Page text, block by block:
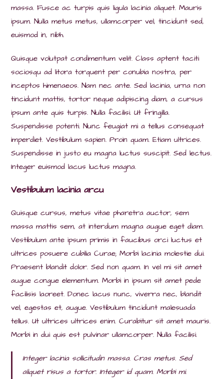
massa. Fusce ac turpis quis ligula lacinia aliquet. Mauris
ipsum. Nulla metus metus, ullamcorper vel, tincidunt sed,
euismod in, nibh.
Quisque volutpat condimentum velit. Class aptent taciti
sociosqu ad litora torquent per conubia nostra, per
inceptos himenaeos. Nam nec ante. Sed lacinia, urna non
tincidunt mattis, tortor neque adipiscing diam, a cursus
ipsum ante quis turpis. Nulla facilisi. Ut fringilla.
Suspendisse potenti. Nunc feugiat mi a tellus consequat
imperdiet. Vestibulum sapien. Proin quam. Etiam ultrices.
Suspendisse in justo eu magna luctus suscipit. Sed lectus.
Integer euismod lacus luctus magna.
Vestibulum lacinia arcu
Quisque cursus, metus vitae pharetra auctor, sem
massa mattis sem, at interdum magna augue eget diam.
Vestibulum ante ipsum primis in faucibus orci luctus et
ultrices posuere cubilia Curae; Morbi lacinia molestie dui.
Praesent blandit dolor. Sed non quam. In vel mi sit amet
augue congue elementum. Morbi in ipsum sit amet pede
facilisis laoreet. Donec lacus nunc, viverra nec, blandit
vel, egestas et, augue. Vestibulum tincidunt malesuada
tellus. Ut ultrices ultrices enim. Curabitur sit amet mauris.
Morbi in dui quis est pulvinar ullamcorper. Nulla facilisi.
Integer lacinia sollicitudin massa. Cras metus. Sed
aliquet risus a tortor. Integer id quam. Morbi mi.